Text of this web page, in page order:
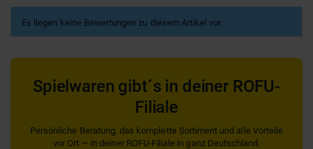
Es liegen keine Bewertungen zu diesem Artikel vor.
Spielwaren gibt´s in deiner ROFU-
Filiale
Persönliche Beratung, das komplette Sortiment und alle Vorteile
vor Ort — in deiner ROFU-Filiale in ganz Deutschland.